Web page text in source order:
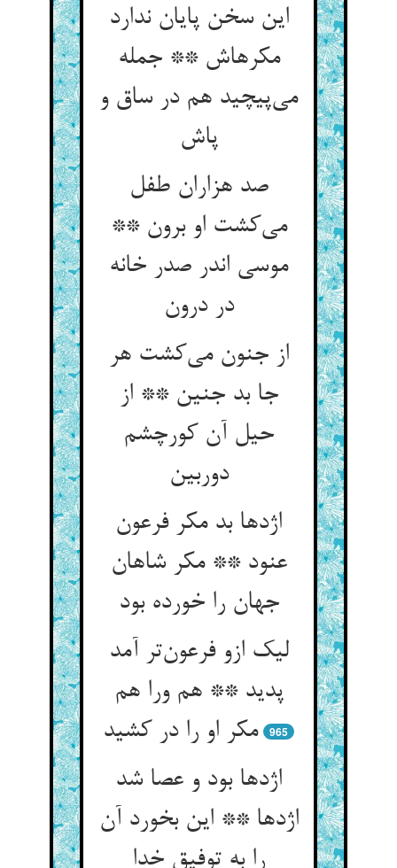
این سخن پایان ندارد
مکرهاش ** جمله
می‌پیچید هم در ساق و
پاش
صد هزاران طفل
می‌کشت او برون **
موسی اندر صدر خانه
در درون
از جنون می‌کشت هر
جا بد جنین ** از
حیل آن کورچشم
دوربین
اژدها بد مکر فرعون
عنود ** مکر شاهان
جهان را خورده بود
لیک ازو فرعون‌تر آمد
پدید ** هم ورا هم
مکر او را در کشید
965
اژدها بود و عصا شد
اژدها ** این بخورد آن
را به توفیق خدا